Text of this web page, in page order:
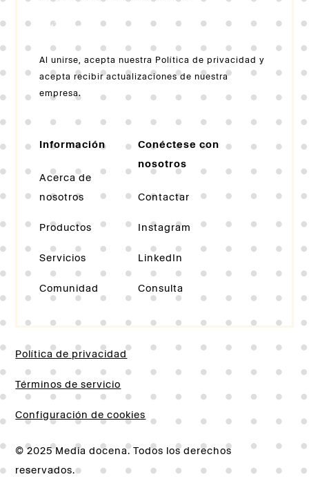
Únete
Al unirse, acepta nuestra Política de privacidad y
acepta recibir actualizaciones de nuestra
empresa.
Información
Acerca de
nosotros
Productos
Servicios
Comunidad
Conéctese con
nosotros
Contactar
Instagram
LinkedIn
Consulta
© 2025 Media docena. Todos los derechos
reservados.
Política de privacidad
Términos de servicio
Configuración de cookies